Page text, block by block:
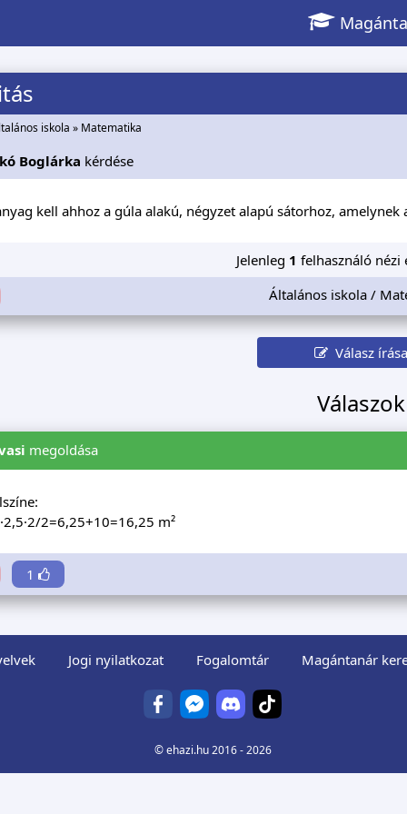
iskola » Matematika
Boglárka kérdése
kell ahhoz a gúla alakú, négyzet alapú sátorhoz,
Jelenleg 1 felhasználó nézi
Általános iskola /
Válasz írása
Válaszok
megoldása
2=6,25+10=16,25 m²
1
Jogi nyilatkozat Fogalomtár Magántanár
©ehazi.hu2016 - 2026